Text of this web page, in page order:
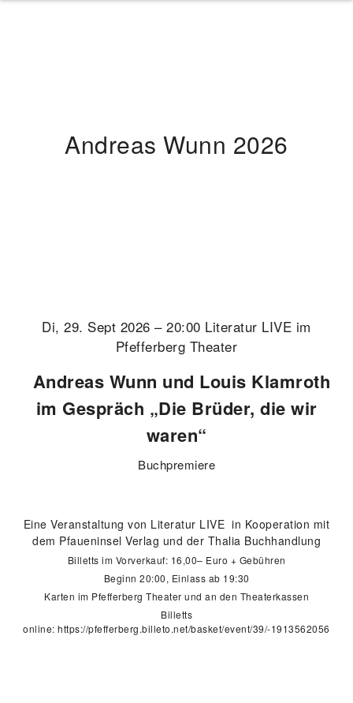
Andreas Wunn 2026
Di, 29. Sept 2026 – 20:00 Literatur LIVE im
Pfefferberg Theater
Andreas Wunn und Louis Klamroth
im Gespräch „Die Brüder, die wir
waren“
Buchpremiere
Eine Veranstaltung von Literatur LIVE in Kooperation mit
dem Pfaueninsel Verlag und der Thalia Buchhandlung
Billetts im Vorverkauf: 16,00– Euro + Gebühren
Beginn 20:00, Einlass ab 19:30
Karten im Pfefferberg Theater und an den Theaterkassen
Billetts
online:https://pfefferberg.billeto.net/basket/event/39/-1913562056